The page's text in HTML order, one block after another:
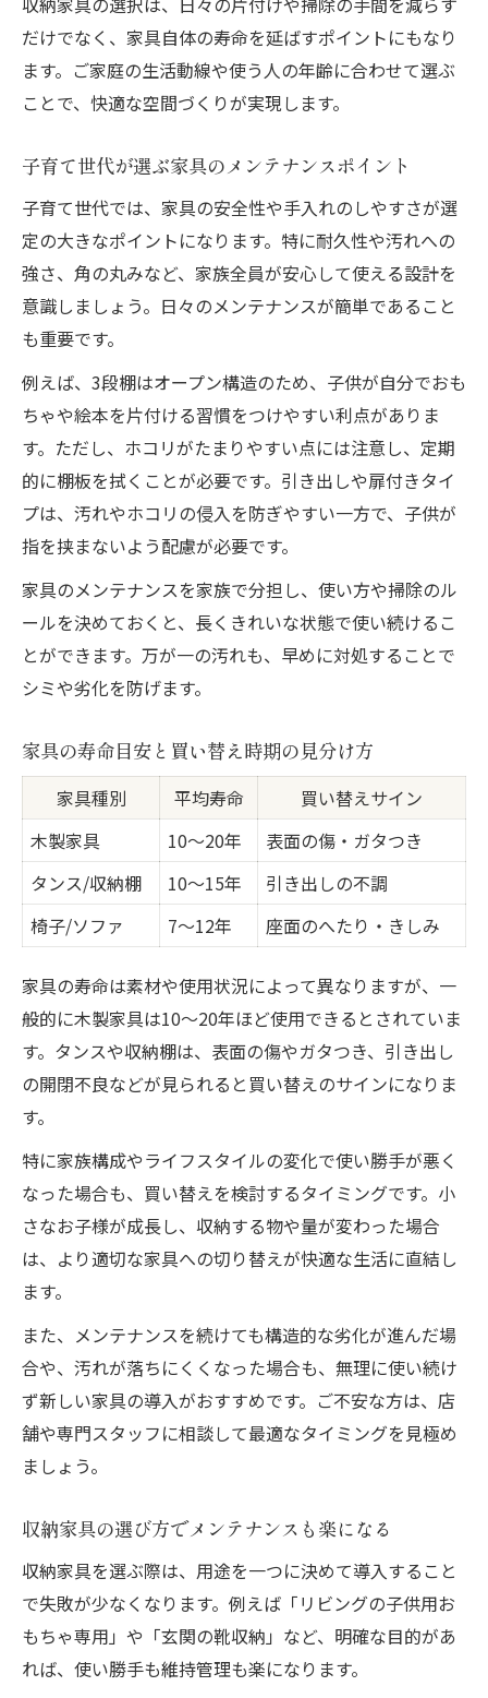
だけでなく、家具自体の寿命を延ばすポイントにもなり
ます。ご家庭の生活動線や使う人の年齢に合わせて選ぶ
ことで、快適な空間づくりが実現します。
子育て世代が選ぶ家具のメンテナンスポイント
子育て世代では、家具の安全性や手入れのしやすさが選
定の大きなポイントになります。特に耐久性や汚れへの
強さ、角の丸みなど、家族全員が安心して使える設計を
意識しましょう。日々のメンテナンスが簡単であること
も重要です。
例えば、3段棚はオープン構造のため、子供が自分でおも
ちゃや絵本を片付ける習慣をつけやすい利点がありま
す。ただし、ホコリがたまりやすい点には注意し、定期
的に棚板を拭くことが必要です。引き出しや扉付きタイ
プは、汚れやホコリの侵入を防ぎやすい一方で、子供が
指を挟まないよう配慮が必要です。
家具のメンテナンスを家族で分担し、使い方や掃除のル
ールを決めておくと、長くきれいな状態で使い続けるこ
とができます。万が一の汚れも、早めに対処することで
シミや劣化を防げます。
家具の寿命目安と買い替え時期の見分け方
家具種別 平均寿命
買い替えサイン
木製家具
10〜20年
表面の傷・ガタつき
タンス/収納棚
10〜15年
引き出しの不調
椅子/ソファ
7〜12年 座面のへたり・きしみ
家具の寿命は素材や使用状況によって異なりますが、一
般的に木製家具は10〜20年ほど使用できるとされていま
す。タンスや収納棚は、表面の傷やガタつき、引き出し
の開閉不良などが見られると買い替えのサインになりま
す。
特に家族構成やライフスタイルの変化で使い勝手が悪く
なった場合も、買い替えを検討するタイミングです。小
さなお子様が成長し、収納する物や量が変わった場合
は、より適切な家具への切り替えが快適な生活に直結し
ます。
また、メンテナンスを続けても構造的な劣化が進んだ場
合や、汚れが落ちにくくなった場合も、無理に使い続け
ず新しい家具の導入がおすすめです。ご不安な方は、店
舗や専門スタッフに相談して最適なタイミングを見極め
ましょう。
収納家具の選び方でメンテナンスも楽になる
収納家具を選ぶ際は、用途を一つに決めて導入すること
で失敗が少なくなります。例えば「リビングの子供用お
もちゃ専用」や「玄関の靴収納」など、明確な目的があ
れば、使い勝手も維持管理も楽になります。